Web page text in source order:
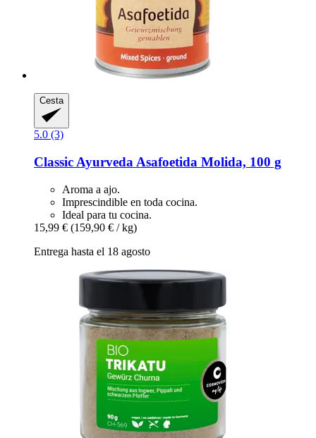
Cesta
5.0 (3)
Classic Ayurveda Asafoetida Molida, 100 g
Aroma a ajo.
Imprescindible en toda cocina.
Ideal para tu cocina.
15,99 € (159,90 € / kg)
Entrega hasta el 18 agosto